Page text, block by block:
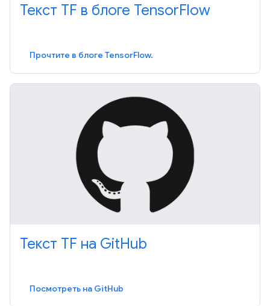
Текст TF в блоге TensorFlow
Прочтите в блоге TensorFlow.
Текст TF на GitHub
Посмотреть на GitHub